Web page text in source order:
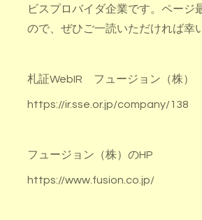
ビスプロバイダ企業です。ペー
ので、ぜひご一読いただければ幸
札証WebIR フュージョン（株）
https://ir.sse.or.jp/company/138
フュージョン（株）のHP
https://www.fusion.co.jp/